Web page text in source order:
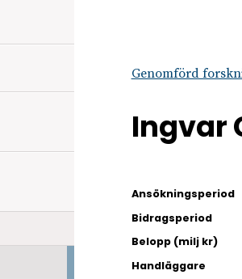
Genomförd
Ingvar
Ansökningsperiod
Bidragsperiod
Belopp (milj kr)
Handläggare